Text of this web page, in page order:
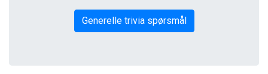
Generelle trivia spørsmål